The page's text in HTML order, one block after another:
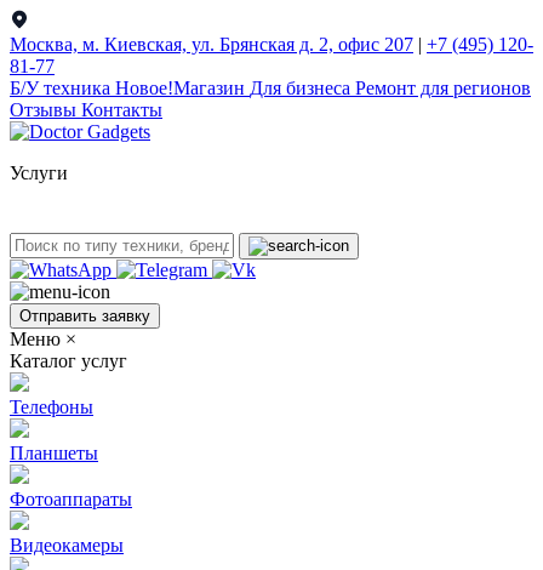
Москва, м. Киевская, ул. Брянская д. 2, офис 207 | +7 (495) 120-
81-77
Б/У техникa Новое!Магазин Для бизнеса Ремонт для регионов
Отзывы Контакты
Услуги
Отправить заявку
Меню ×
Каталог услуг
Телефоны
Планшеты
Фотоаппараты
Видеокамеры